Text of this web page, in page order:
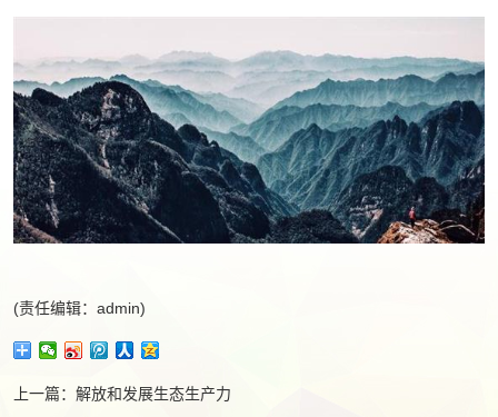
(责任编辑：admin)
上一篇： 解放和发展生态生产力